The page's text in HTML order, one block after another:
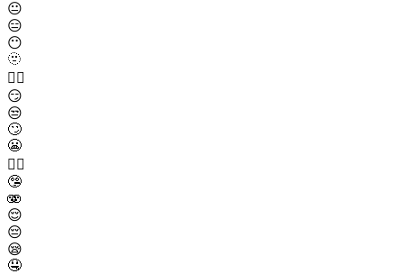
😐
😑
😶
🫥
😶‍🌫️
😏
😒
🙄
😬
😮‍💨
🤥
🫨
😌
😔
😪
🤤